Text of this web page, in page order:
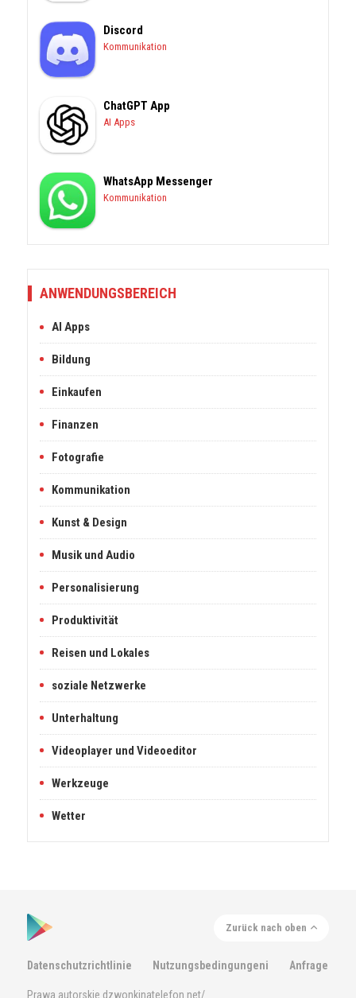
Discord
Kommunikation
ChatGPT App
AI Apps
WhatsApp Messenger
Kommunikation
ANWENDUNGSBEREICH
AI Apps
Bildung
Einkaufen
Finanzen
Fotografie
Kommunikation
Kunst & Design
Musik und Audio
Personalisierung
Produktivität
Reisen und Lokales
soziale Netzwerke
Unterhaltung
Videoplayer und Videoeditor
Werkzeuge
Wetter
Datenschutzrichtlinie Nutzungsbedingungeni Anfrage
Prawa autorskie dzwonkinatelefon.net/
Zurück nach oben